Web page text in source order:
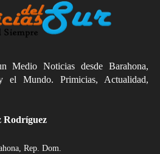
Medio Noticias desde Barahona,
el Mundo. Primicias, Actualidad,
Rodríguez
Rep. Dom.